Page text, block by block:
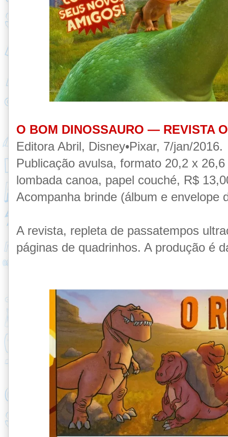
O BOM DINOSSAURO — REVISTA
Editora Abril, Disney•Pixar, 7/jan/2016.
Publicação avulsa, formato 20,2 x 26,6
lombada canoa, papel couché, R$
Acompanha brinde (álbum e envelope
A revista, repleta de passatempos
páginas de quadrinhos. A produção é